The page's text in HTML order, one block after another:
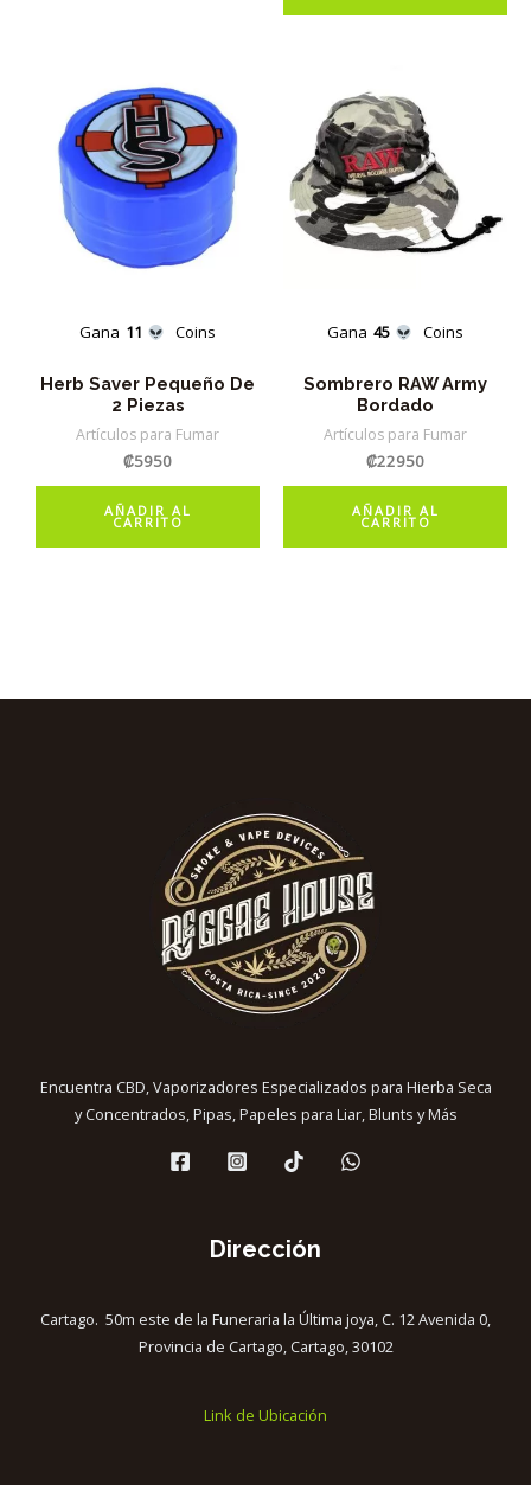
Gana 11 Coins
Herb Saver Pequeño De
2 Piezas
Artículos para Fumar
₡5950
AÑADIR AL
CARRITO
Gana 45 Coins
Sombrero RAW Army
Bordado
Artículos para Fumar
₡22950
AÑADIR AL
CARRITO
Encuentra CBD, Vaporizadores Especializados para Hierba Seca
y Concentrados, Pipas, Papeles para Liar, Blunts y Más
Dirección
Cartago. 50m este de la Funeraria la Última joya, C. 12 Avenida 0,
Provincia de Cartago, Cartago, 30102
Link de Ubicación